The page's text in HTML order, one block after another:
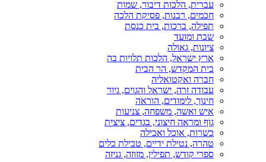
עברית, הלכות דיבור, שמות
חכמים, רבנות, פסיקת הלכה
תפילה, ברכות, בית כנסת
שבת ומועד
ציונות, גאולה
ארץ ישראל, הלכות תלויות בה
בית המקדש, הר הבית
חברה ואקטואליה
עבודה זרה, ישראל והגוים, גיור
חינוך, לימודים, הוראה
איש ואשה, משפחה, צניעות
גוף ומראה חיצוני, בגדים, ציצית
כשרות, אוכל ואכילה
טהרה, נטילת ידיים, טבילת כלים
ספרי קודש, תפילין, מזוזה, גניזה